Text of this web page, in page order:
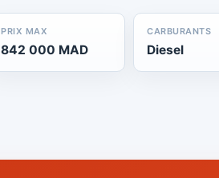
PRIX MAX
842 000 MAD
CARBURANTS
Diesel